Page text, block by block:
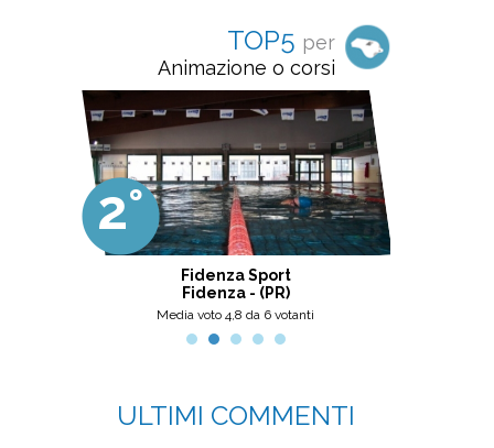
TOP5 per
Animazione o corsi
2°
Fidenza Sport
Fidenza - (PR)
Media voto 4,8 da 6 votanti
ULTIMI COMMENTI